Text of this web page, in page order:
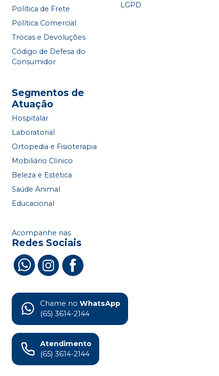
Política de Frete
Política Comercial
Trocas e Devoluções
Código de Defesa do
Consumidor
LGPD
Segmentos de
Atuação
Hospitalar
Laboratorial
Ortopedia e Fisioterapia
Mobiliário Clínico
Beleza e Estética
Saúde Animal
Educacional
Acompanhe nas
Redes Sociais
Chame no WhatsApp
(65) 3614-2144
Atendimento
(65) 3614-2144